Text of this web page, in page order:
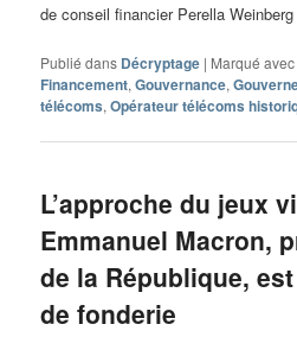
de conseil financier Perella
Publié dans Décryptage | Marqué avec
Financement,Gouvernance,
télécoms,Opérateur télécoms
L’approche du jeux
Emmanuel Macron,
de la République,
de fonderie